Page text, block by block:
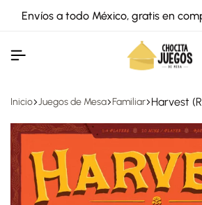
Envíos a todo México, gratis en
Inicio Juegos de Mesa Familiar Harvest